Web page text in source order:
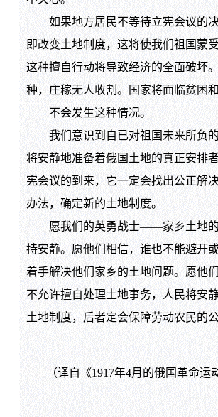
如果地方居民不等待立宪会议的决
即改变土地制度，这将使我们祖国蒙
这种擅自行动将导致经济的全面破坏
种，庄稼无人收割。国家将面临贫困和
不会发生这种情况。
我们意识到自已对祖国未来所负的
将安静地准备着俄国土地的真正安
宪会议的到来，它一定会找出公正解
办法，确定新的土地制度。
愿我们的英勇战士——家乡土地的
持安静。愿他们相信，谁也不能避开
着手解决他们家乡的土地问题。愿他
不允许擅自处理土地事务，人民将安
土地制度，后者定会保障劳动农民的公
（译自《1917年4月的俄国革命运